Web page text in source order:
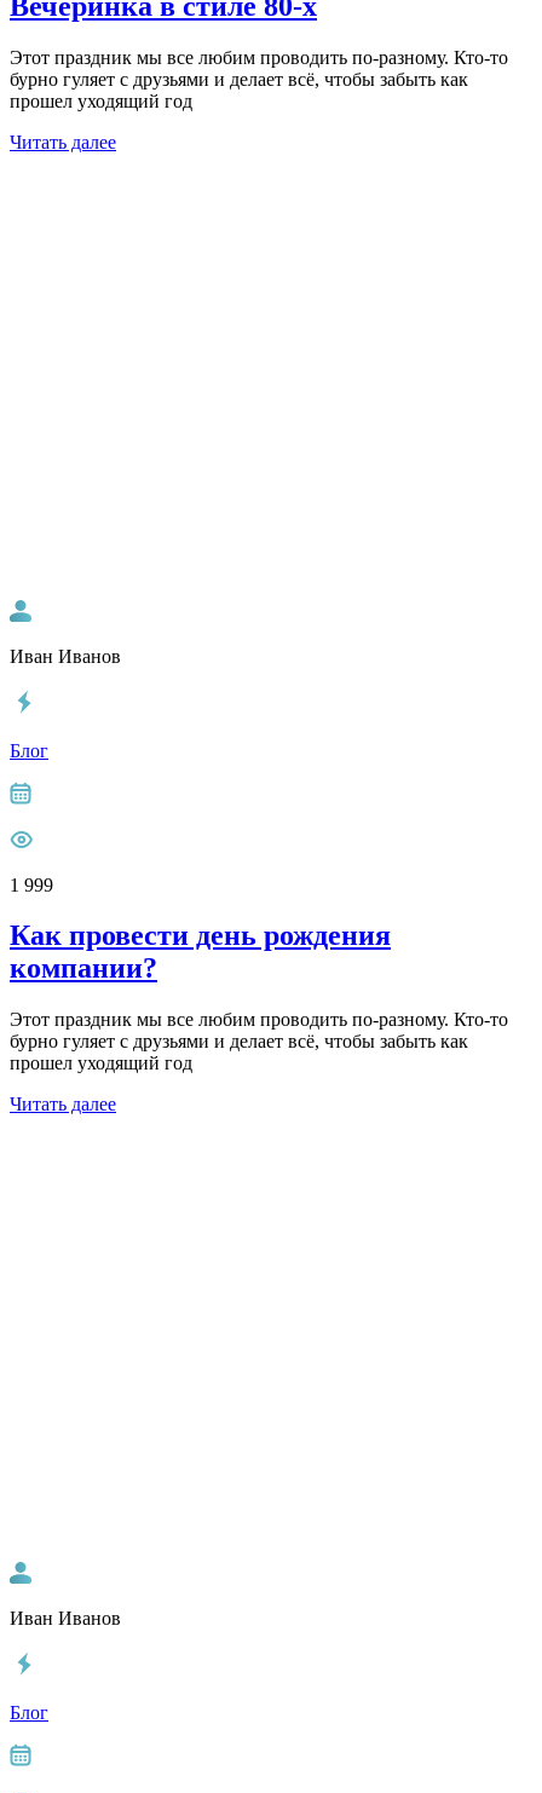
Этот праздник мы все любим проводить по-разному. Кто-то
бурно гуляет с друзьями и делает всё, чтобы забыть как
прошел уходящий год
Читать далее
Иван Иванов
Блог
1 999
Как провести день рождения
компании?
Этот праздник мы все любим проводить по-разному. Кто-то
бурно гуляет с друзьями и делает всё, чтобы забыть как
прошел уходящий год
Читать далее
Иван Иванов
Блог